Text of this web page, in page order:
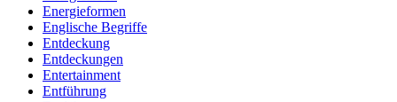
Energieformen
Englische Begriffe
Entdeckung
Entdeckungen
Entertainment
Entführung